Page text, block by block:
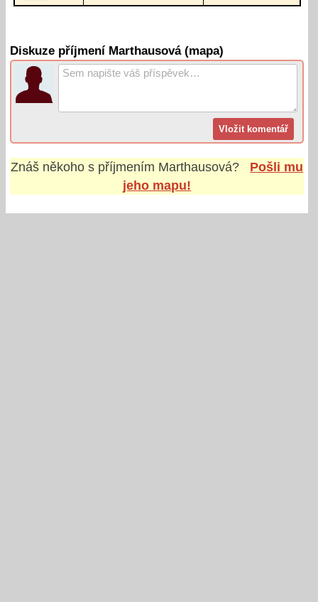
Diskuze příjmení Marthausová (mapa)
Znáš někoho s příjmením Marthausová?
Pošli mu
jeho mapu!